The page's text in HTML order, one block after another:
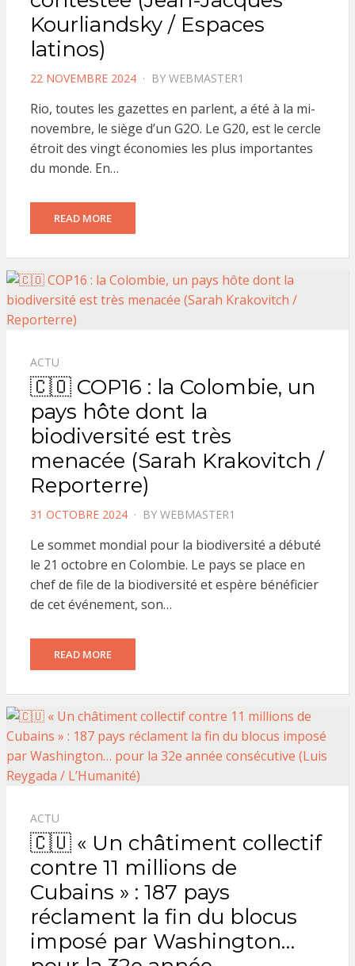
Kourliandsky / Espaces
latinos)
POSTED
22 NOVEMBRE 2024 BY WEBMASTER1
Rio, toutes les gazettes en parlent, a été à la mi-
novembre, le siège d’un G2O. Le G20, est le cercle
étroit des vingt économies les plus importantes
du monde. En…
READ MORE
ACTU
🇨🇴 COP16 : la Colombie, un
pays hôte dont la
biodiversité est très
menacée (Sarah Krakovitch /
Reporterre)
POSTED
31 OCTOBRE 2024 BY WEBMASTER1
Le sommet mondial pour la biodiversité a débuté
le 21 octobre en Colombie. Le pays se place en
chef de file de la biodiversité et espère bénéficier
de cet événement, son…
READ MORE
ACTU
🇨🇺 « Un châtiment collectif
contre 11 millions de
Cubains » : 187 pays
réclament la fin du blocus
imposé par Washington…